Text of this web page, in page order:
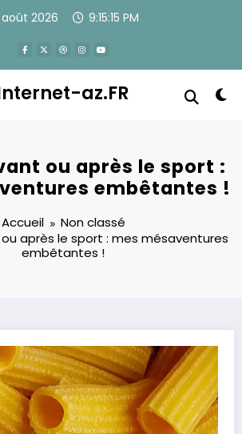
2026 9:15:16 PM
az.FR
ou après le sport :
embêtantes !
Accueil
Non classé
après le sport : mes mésaventures
embêtantes !